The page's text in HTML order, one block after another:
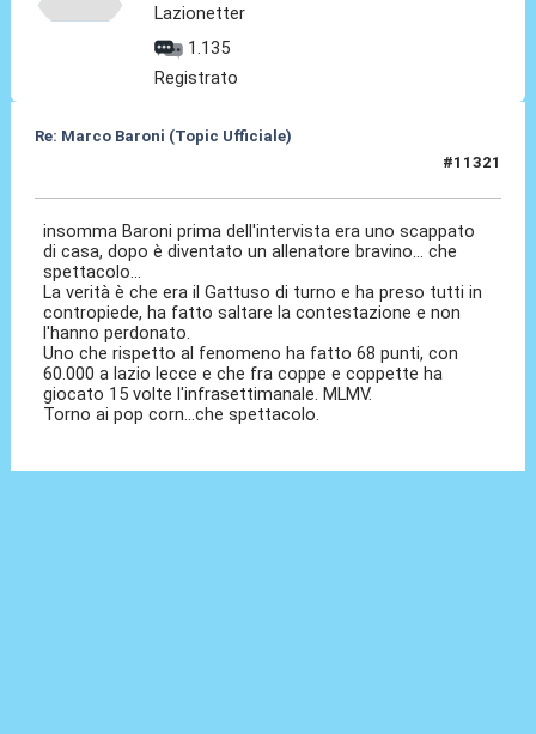
Lazionetter
1.135
Registrato
Re: Marco Baroni (Topic Ufficiale)
#11321
insomma Baroni prima dell'intervista era uno scappato
di casa, dopo è diventato un allenatore bravino... che
spettacolo...
La verità è che era il Gattuso di turno e ha preso tutti in
contropiede, ha fatto saltare la contestazione e non
l'hanno perdonato.
Uno che rispetto al fenomeno ha fatto 68 punti, con
60.000 a lazio lecce e che fra coppe e coppette ha
giocato 15 volte l'infrasettimanale. MLMV.
Torno ai pop corn...che spettacolo.